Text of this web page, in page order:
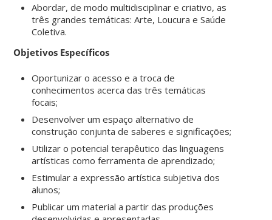
Abordar, de modo multidisciplinar e criativo, as
três grandes temáticas: Arte, Loucura e Saúde
Coletiva.
Objetivos Específicos
Oportunizar o acesso e a troca de
conhecimentos acerca das três temáticas
focais;
Desenvolver um espaço alternativo de
construção conjunta de saberes e significações;
Utilizar o potencial terapêutico das linguagens
artísticas como ferramenta de aprendizado;
Estimular a expressão artística subjetiva dos
alunos;
Publicar um material a partir das produções